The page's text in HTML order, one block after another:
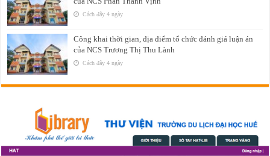
Cách đây 4 ngày
Công khai thời gian, địa điểm tổ chức đánh giá luận án
của NCS Trương Thị Thu Lành
Cách đây 4 ngày